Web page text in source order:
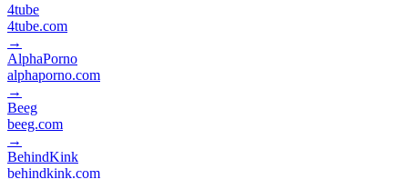
4tube
4tube.com
→
AlphaPorno
alphaporno.com
→
Beeg
beeg.com
→
BehindKink
behindkink.com